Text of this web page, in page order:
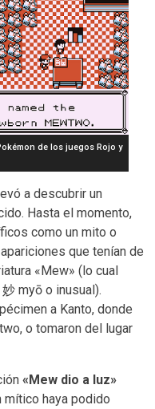
de los juegos Rojo y
a descubrir un
Hasta el momento,
como un mito o
que tenían de
«Mew» (lo cual
myō o inusual).
a Kanto, donde
o tomaron del lugar
«Mew dio a luz»
mítico haya podido